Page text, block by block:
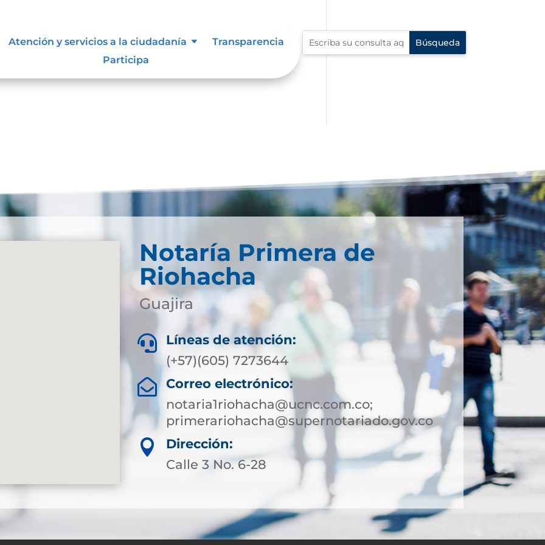
Atención y servicios a la ciudadanía
Transparencia
Participa
Notaría Primera de
Riohacha
Guajira

Líneas de atención:
(+57)(605) 7273644

Correo electrónico:
notaria1riohacha@ucnc.com.co;
primerariohacha@supernotariado.gov.co

Dirección:
Calle 3 No. 6-28